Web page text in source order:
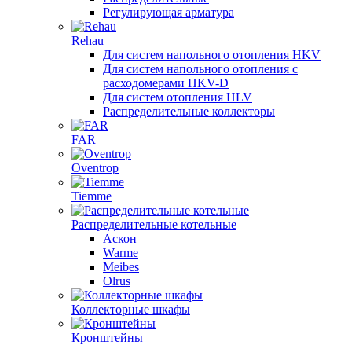
Регулирующая арматура
Rehau
Для систем напольного отопления HKV
Для систем напольного отопления с
расходомерами HKV-D
Для систем отопления HLV
Распределительные коллекторы
FAR
Oventrop
Tiemme
Распределительные котельные
Аскон
Warme
Meibes
Olrus
Коллекторные шкафы
Кронштейны